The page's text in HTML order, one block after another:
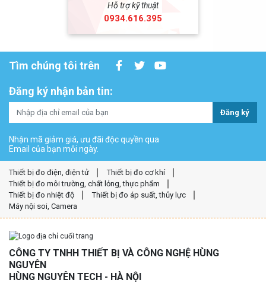
Hỗ trợ kỹ thuật
0934.616.395
Tìm chúng tôi trên
Đăng ký nhận bản tin:
Đăng ký
Nhận mã giảm giá, ưu đãi độc quyền qua
Email của bạn mỗi ngày.
Thiết bị đo điện, điện tử
Thiết bị đo cơ khí
Thiết bị đo môi trường, chất lỏng, thực phẩm
Thiết bị đo nhiệt độ
Thiết bị đo áp suất, thủy lực
Máy nội soi, Camera
CÔNG TY TNHH THIẾT BỊ VÀ CÔNG NGHỆ HÙNG
NGUYÊN
HÙNG NGUYÊN TECH - HÀ NỘI